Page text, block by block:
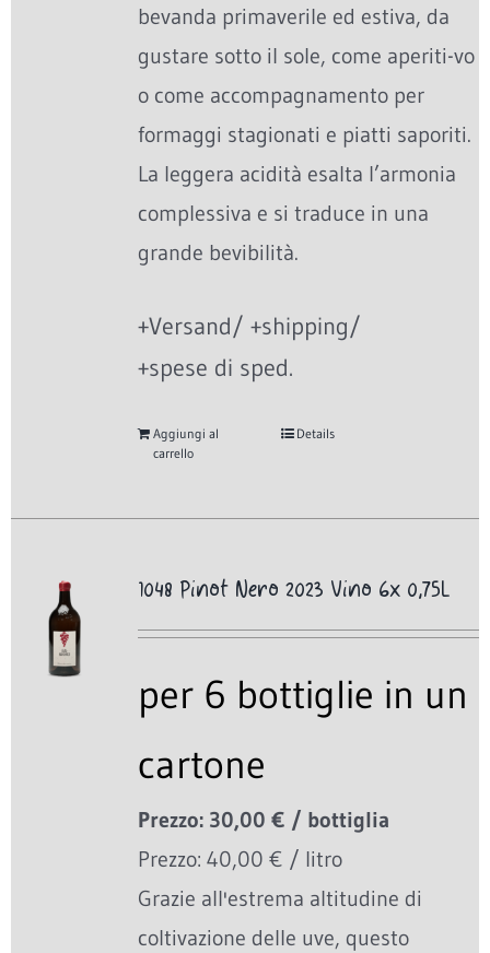
bevanda primaverile ed estiva, da
gustare sotto il sole, come aperiti-vo
o come accompagnamento per
formaggi stagionati e piatti saporiti.
La leggera acidità esalta l’armonia
complessiva e si traduce in una
grande bevibilità.
+Versand/ +shipping/
+spese di sped.
Aggiungi al
carrello
Details
1048 Pinot Nero 2023 Vino 6x 0,75L
per 6 bottiglie in un
cartone
Prezzo: 30,00 € / bottiglia
Prezzo: 40,00 € / litro
Grazie all'estrema altitudine di
coltivazione delle uve, questo